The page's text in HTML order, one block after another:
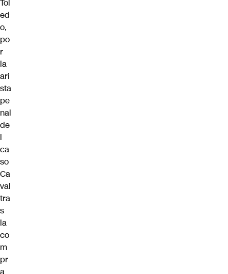
Tol
ed
o,
po
r
la
ari
sta
pe
nal
de
l
ca
so
Ca
val
tra
s
la
co
m
pr
a